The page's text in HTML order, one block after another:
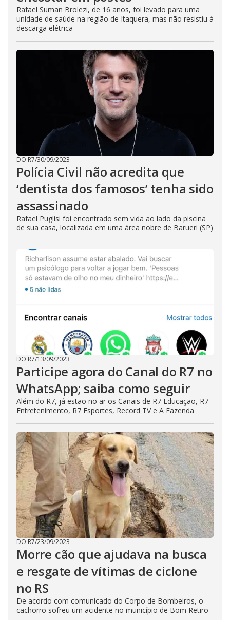
Rafael Suman Brolezi, de 16 anos, foi levado para uma
unidade de saúde na região de Itaquera, mas não resistiu à
descarga elétrica
DO R7/30/09/2023
Polícia Civil não acredita que
‘dentista dos famosos’ tenha sido
assassinado
Rafael Puglisi foi encontrado sem vida ao lado da piscina
de sua casa, localizada em uma área nobre de Barueri (SP)
DO R7/13/09/2023
Participe agora do Canal do R7 no
WhatsApp; saiba como seguir
Além do R7, já estão no ar os Canais de R7 Educação, R7
Entretenimento, R7 Esportes, Record TV e A Fazenda
DO R7/23/09/2023
Morre cão que ajudava na busca
e resgate de vítimas de ciclone
no RS
De acordo com comunicado do Corpo de Bombeiros, o
cachorro sofreu um acidente no município de Bom Retiro